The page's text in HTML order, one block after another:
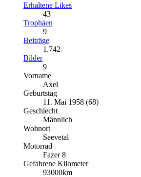
Erhaltene Likes
43
Trophäen
9
Beiträge
1.742
Bilder
9
Vorname
Axel
Geburtstag
11. Mai 1958 (68)
Geschlecht
Männlich
Wohnort
Seevetal
Motorrad
Fazer 8
Gefahrene Kilometer
93000km